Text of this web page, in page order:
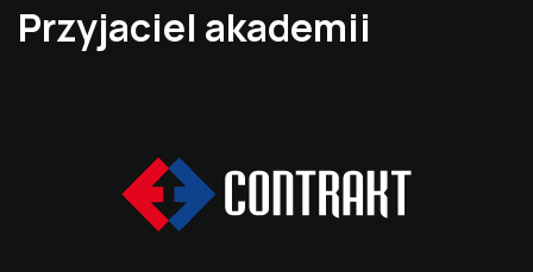
Przyjaciel akademii